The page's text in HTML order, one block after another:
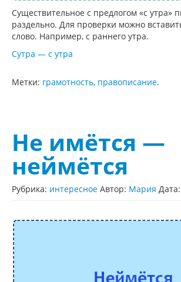
Существительное с предлогом «с утра»
раздельно. Для проверки можно
слово. Например, с раннего утра.
Сутра — с утра
Метки: грамотность, правописание.
Не имётся —
неймётся
Рубрика: интересное Автор: Мария Дата: